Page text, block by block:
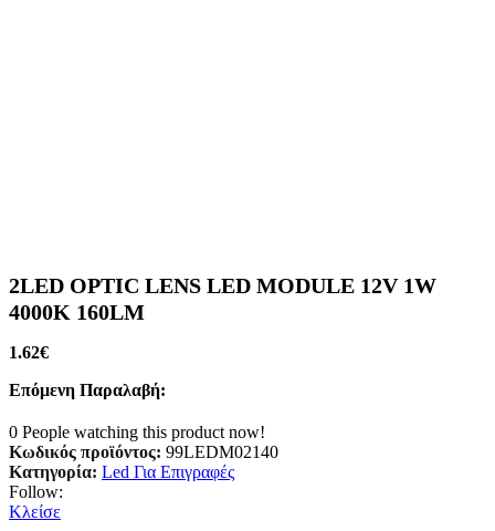
2LED OPTIC LENS LED MODULE 12V 1W
4000K 160LM
1.62€
Επόμενη Παραλαβή:
0 People watching this product now!
Κωδικός προϊόντος: 99LEDM02140
Κατηγορία: Led Για Επιγραφές
Follow:
Κλείσε